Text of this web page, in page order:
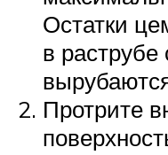
Остатки
в раструбе
Протрите